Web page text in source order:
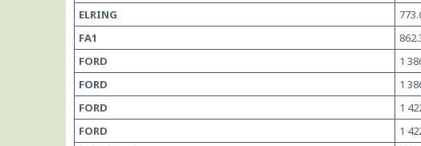
ELRING
FA1
FORD
1
FORD
1
FORD
1
FORD
1